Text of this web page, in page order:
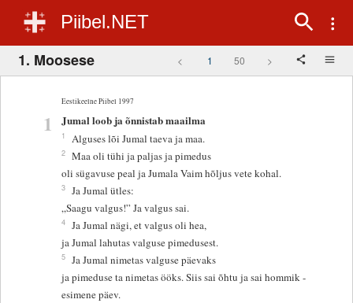
Piibel.NET
1. Moosese < 1 50 >
Eestikeelne Piibel 1997
1 Jumal loob ja õnnistab maailma
1 Alguses lõi Jumal taeva ja maa.
2 Maa oli tühi ja paljas ja pimedus
oli sügavuse peal ja Jumala Vaim hõljus vete kohal.
3 Ja Jumal ütles:
„Saagu valgus!” Ja valgus sai.
4 Ja Jumal nägi, et valgus oli hea,
ja Jumal lahutas valguse pimedusest.
5 Ja Jumal nimetas valguse päevaks
ja pimeduse ta nimetas ööks. Siis sai õhtu ja sai hommik -
esimene päev.